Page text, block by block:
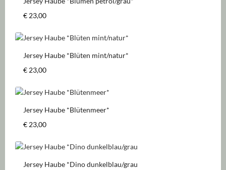
Regulärer Preis:
€ 23,00
Jersey Haube *Blüten mint/natur*
Regulärer Preis:
€ 23,00
Jersey Haube *Blütenmeer*
Regulärer Preis:
€ 23,00
Jersey Haube *Dino dunkelblau/grau